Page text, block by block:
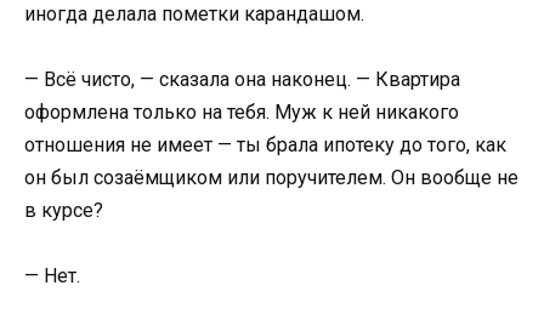
иногда делала пометки карандашом.
— Всё чисто, — сказала она наконец. — Квартира
оформлена только на тебя. Муж к ней никакого
отношения не имеет — ты брала ипотеку до того, как
он был созаёмщиком или поручителем. Он вообще не
в курсе?
— Нет.